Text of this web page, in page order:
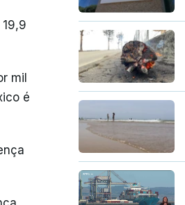
mil
é